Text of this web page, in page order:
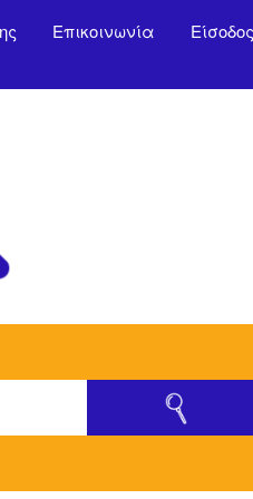
Επικοινωνία
Είσοδος